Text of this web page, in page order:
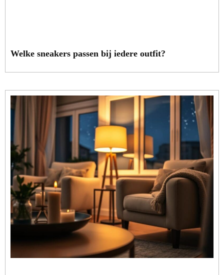
Welke sneakers passen bij iedere outfit?